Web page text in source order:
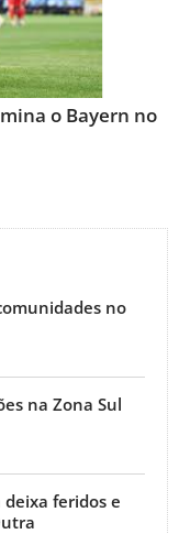
o Bayern no
no
na Zona Sul
feridos e